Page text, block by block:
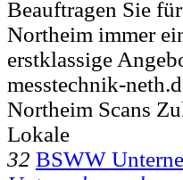
Beauftragen Sie
Northeim immer
erstklassige
messtechnik-
Northeim Scans
Lokale
32 BSWW